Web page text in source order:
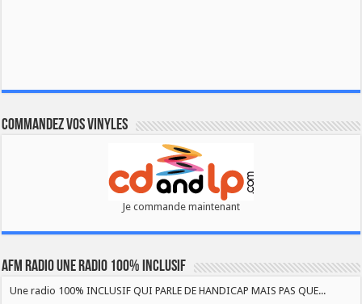
Commandez vos vinyles
Je commande maintenant
AFM RADIO UNE RADIO 100% INCLUSIF
Une radio 100% INCLUSIF QUI PARLE DE HANDICAP MAIS PAS QUE...